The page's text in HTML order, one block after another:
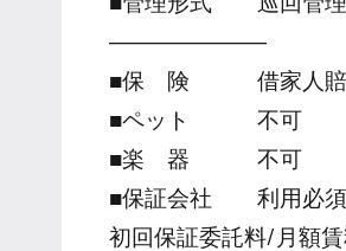
―――――――
■保 険 借家人賠償
■ペット 不可
■楽 器 不可
■保証会社 利用必須
初回保証委託料/月額